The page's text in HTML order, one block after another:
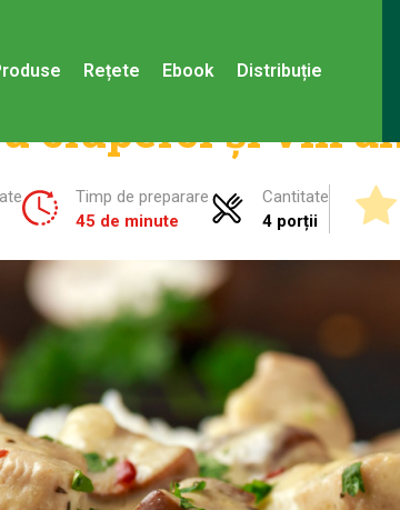
Rețete Ebook Distribuție
ciuperci și vin
Timp de preparare
45 de minute
Cantitate
4 porții